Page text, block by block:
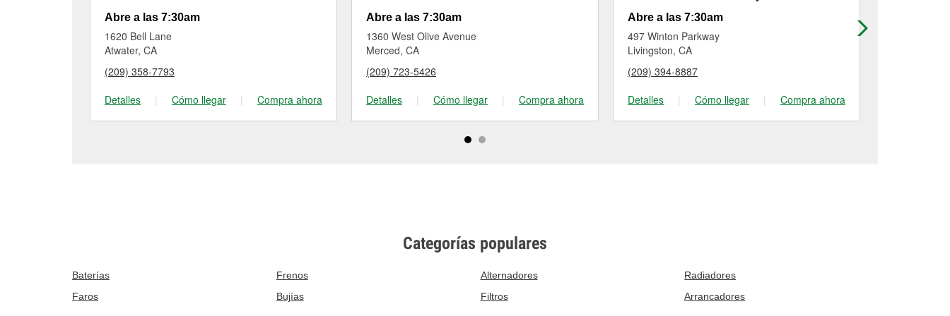
Abre a las 7:30am
1620 Bell Lane
Atwater, CA
(209) 358-7793
Detalles
| Cómo llegar | Compra ahora
Abre a las 7:30am
1360 West Olive Avenue
Merced, CA
(209) 723-5426
Detalles
| Cómo llegar | Compra ahora
Abre a las 7:30am
497 Winton Parkway
Livingston, CA
(209) 394-8887
Detalles
| Cómo llegar | Compra ahora
Categorías populares
Baterías Frenos Alternadores
Radiadores
Faros
Bujías Filtros Arrancadores